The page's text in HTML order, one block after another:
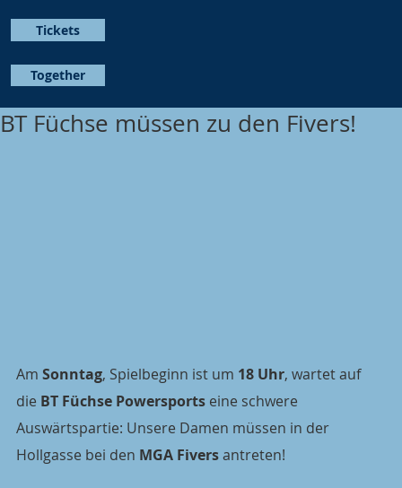
Together
Tickets
BT Füchse müssen zu den Fivers!
Am Sonntag, Spielbeginn ist um 18 Uhr, wartet auf
die BT Füchse Powersports eine schwere
Auswärtspartie: Unsere Damen müssen in der
Hollgasse bei den MGA Fivers antreten!